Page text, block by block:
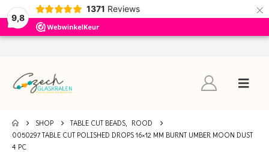
9,8
1371 Reviews ×
SHOP TABLE CUT BEADS, ROOD
0050297 TABLE CUT POLISHED DROPS 16×12 MM BURNT UMBER MOON DUST
4 PC